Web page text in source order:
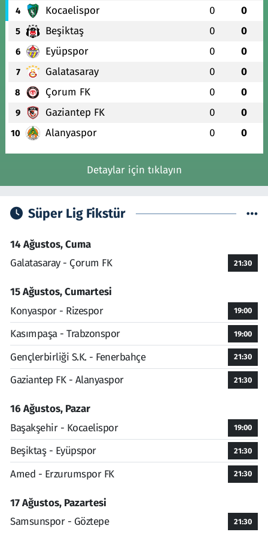
4 Kocaelispor 0 0
5 Beşiktaş 0 0
6 Eyüpspor 0 0
7 Galatasaray 0 0
8 Çorum FK 0 0
9 Gaziantep FK 0 0
10 Alanyaspor 0 0
Detaylar için tıklayın
Süper Lig Fikstür
14 Ağustos, Cuma
Galatasaray - Çorum FK
21:30
15 Ağustos, Cumartesi
Konyaspor - Rizespor
19:00
Kasımpaşa - Trabzonspor 19:00
Gençlerbirliği S.K. - Fenerbahçe 21:30
Gaziantep FK - Alanyaspor 21:30
16 Ağustos, Pazar
Başakşehir - Kocaelispor
19:00
Beşiktaş - Eyüpspor 21:30
Amed - Erzurumspor FK 21:30
17 Ağustos, Pazartesi
Samsunspor - Göztepe
21:30